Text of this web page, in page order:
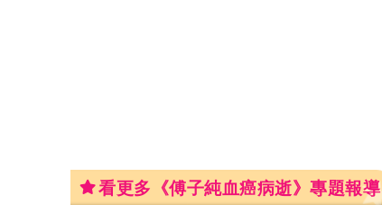
看更多《傅子純血癌病逝》專題報導